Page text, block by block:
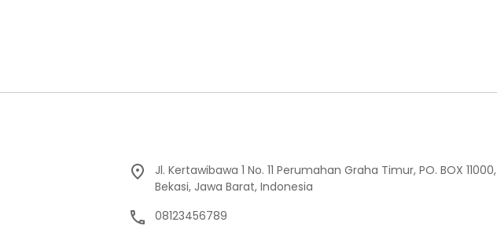
Jl. Kertawibawa 1 No. 11 Perumahan Graha Timur, PO. BOX 11000,
Bekasi, Jawa Barat, Indonesia
08123456789